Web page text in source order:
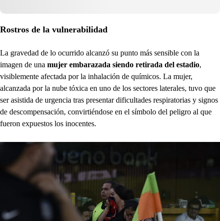
Rostros de la vulnerabilidad
La gravedad de lo ocurrido alcanzó su punto más sensible con la
imagen de una mujer embarazada siendo retirada del estadio,
visiblemente afectada por la inhalación de químicos. La mujer,
alcanzada por la nube tóxica en uno de los sectores laterales, tuvo que
ser asistida de urgencia tras presentar dificultades respiratorias y signos
de descompensación, convirtiéndose en el símbolo del peligro al que
fueron expuestos los inocentes.